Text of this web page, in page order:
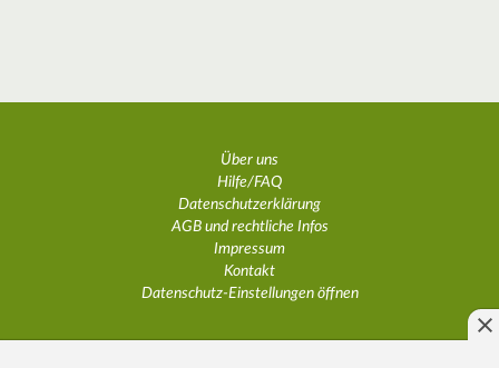
Über uns
Hilfe/FAQ
Datenschutzerklärung
AGB und rechtliche Infos
Impressum
Kontakt
Datenschutz-Einstellungen öffnen